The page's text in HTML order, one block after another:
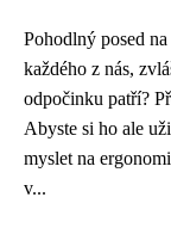
Pohodlný posed
každého z nás,
odpočinku patří?
Abyste si ho ale
myslet na
v...